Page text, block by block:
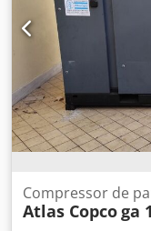
Compressor de
Atlas Copcoga